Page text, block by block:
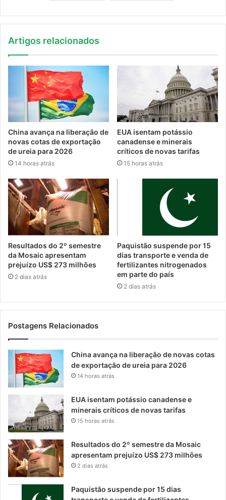
Artigos relacionados
China avança na liberação de
novas cotas de exportação
de ureia para 2026
14 horas atrás
EUA isentam potássio
canadense e minerais
críticos de novas tarifas
15 horas atrás
Resultados do 2º semestre
da Mosaic apresentam
prejuízo US$ 273 milhões
2 dias atrás
Paquistão suspende por 15
dias transporte e venda de
fertilizantes nitrogenados
em parte do país
2 dias atrás
Postagens Relacionados
China avança na liberação de novas cotas
de exportação de ureia para 2026
14 horas atrás
EUA isentam potássio canadense e
minerais críticos de novas tarifas
15 horas atrás
Resultados do 2º semestre da Mosaic
apresentam prejuízo US$ 273 milhões
2 dias atrás
Paquistão suspende por 15 dias